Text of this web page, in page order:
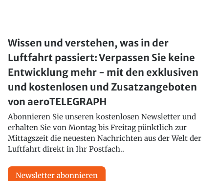
Wissen und verstehen, was in der
Luftfahrt passiert: Verpassen Sie keine
Entwicklung mehr - mit den exklusiven
und kostenlosen und Zusatzangeboten
von aeroTELEGRAPH
Abonnieren Sie unseren kostenlosen Newsletter und
erhalten Sie von Montag bis Freitag pünktlich zur
Mittagszeit die neuesten Nachrichten aus der Welt der
Luftfahrt direkt in Ihr Postfach..
Newsletter abonnieren